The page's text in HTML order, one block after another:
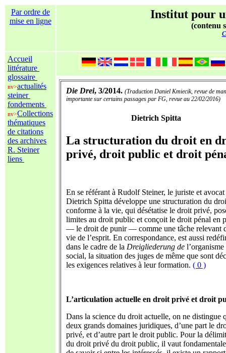
Par ordre de
mise en ligne
Institut pour
(contenu
Accueil
littérature
glossaire
nv>actualités
steiner
fondements
nv>Collections
thématiques
de citations
des archives
R. Steiner
liens
Die Drei, 3/2014. (Traduction Daniel Kmiecik, revue de
importante sur certains passages par FG, revue au 22/02/2016)
Dietrich Spitta
La structuration du droit en
privé, droit public et droit
En se référant à Rudolf Steiner, le juriste et avocat
Dietrich Spitta développe une structuration du
conforme à la vie, qui désétatise le droit privé,
limites au droit public et conçoit le droit pénal en
— le droit de punir — comme une tâche relevant
vie de l’esprit. En correspondance, est aussi
dans le cadre de la Dreigliederung de l’organisme
social, la situation des juges de même que sont
les exigences relatives à leur formation. ( 0 )
L’articulation actuelle en droit privé et droit
Dans la science du droit actuelle, on ne distingue
deux grands domaines juridiques, d’une part le
privé, et d’autre part le droit public. Pour la
du droit privé du droit public, il vaut